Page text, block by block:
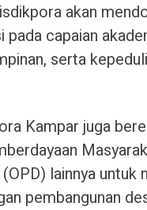
akan
pada capaian
serta
Kampar juga
lainnya
pembangunan